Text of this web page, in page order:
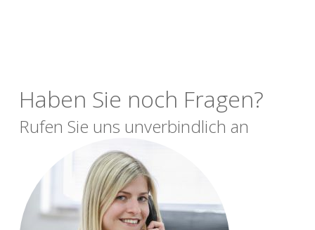
Haben Sie noch Fragen?
Rufen Sie uns unverbindlich an